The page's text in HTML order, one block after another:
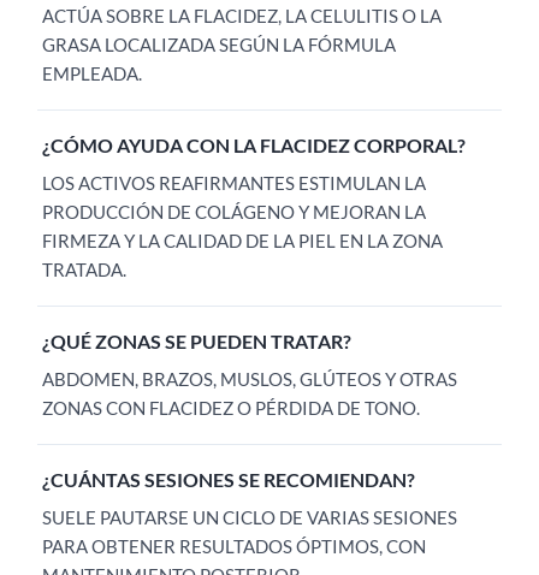
ACTÚA SOBRE LA FLACIDEZ, LA CELULITIS O LA
GRASA LOCALIZADA SEGÚN LA FÓRMULA
EMPLEADA.
¿CÓMO AYUDA CON LA FLACIDEZ CORPORAL?
LOS ACTIVOS REAFIRMANTES ESTIMULAN LA
PRODUCCIÓN DE COLÁGENO Y MEJORAN LA
FIRMEZA Y LA CALIDAD DE LA PIEL EN LA ZONA
TRATADA.
¿QUÉ ZONAS SE PUEDEN TRATAR?
ABDOMEN, BRAZOS, MUSLOS, GLÚTEOS Y OTRAS
ZONAS CON FLACIDEZ O PÉRDIDA DE TONO.
¿CUÁNTAS SESIONES SE RECOMIENDAN?
SUELE PAUTARSE UN CICLO DE VARIAS SESIONES
PARA OBTENER RESULTADOS ÓPTIMOS, CON